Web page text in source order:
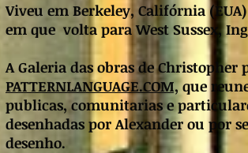
Viveu em Berkeley, Califórnia
em que volta para West Sussex,
A Galeria das obras de Christopher
PATTERNLANGUAGE.COM, que
publicas, comunitarias e
desenhadas por Alexander ou por
desenho.